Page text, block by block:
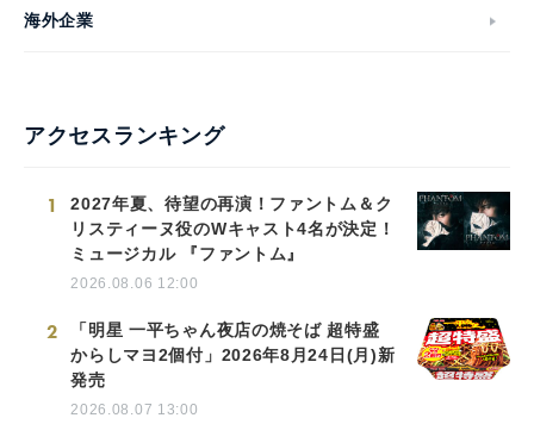
海外企業
アクセスランキング
1
2027年夏、待望の再演！ファントム＆ク
リスティーヌ役のWキャスト4名が決定！
ミュージカル 『ファントム』
2026.08.06 12:00
2
「明星 一平ちゃん夜店の焼そば 超特盛
からしマヨ2個付」2026年8月24日(月)新
発売
2026.08.07 13:00